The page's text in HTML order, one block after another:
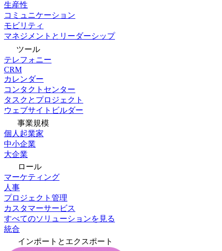
生産性
コミュニケーション
モビリティ
マネジメントとリーダーシップ
ツール
テレフォニー
CRM
カレンダー
コンタクトセンター
タスクとプロジェクト
ウェブサイトビルダー
事業規模
個人起業家
中小企業
大企業
ロール
マーケティング
人事
プロジェクト管理
カスタマーサービス
すべてのソリューションを見る
統合
インポートとエクスポート